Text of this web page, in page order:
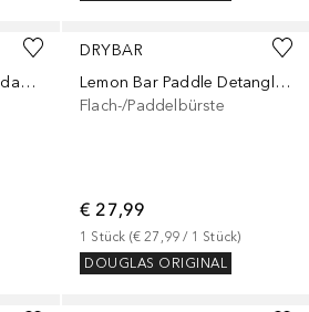
The Baby Buttercup Foldable Hair-Dryer
DRYBAR
Lemon Bar Paddle Detangling and Smoothing Hair Brush
Flach-/Paddelbürste
€ 27,99
1 Stück (€ 27,99 / 1 Stück)
DOUGLAS ORIGINAL